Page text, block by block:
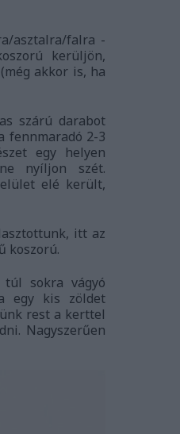
asztalra/falra -
kerüljön,
akkor is, ha
szárú darabot
fennmaradó 2-3
egy helyen
nyíljon szét.
elé került,
itt az
koszorú.
sokra vágyó
egy kis zöldet
rest a kerttel
Nagyszerűen